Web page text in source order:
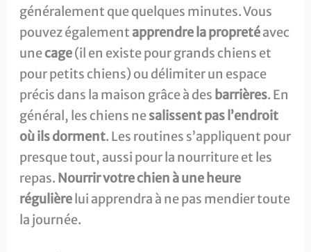
généralement que quelques minutes. Vous
pouvez également apprendre la propretéavec
unecage(il en existe pour grands chiens et
pour petits chiens) ou délimiter un espace
précis dans la maison grâce à des barrières. En
général, les chiens nesalissent pas l’endroit
où ils dorment. Les routines s’appliquent pour
presque tout, aussi pour la nourriture et les
repas. Nourrir votre chien à une heure
régulière lui apprendra à ne pas mendier toute
la journée.